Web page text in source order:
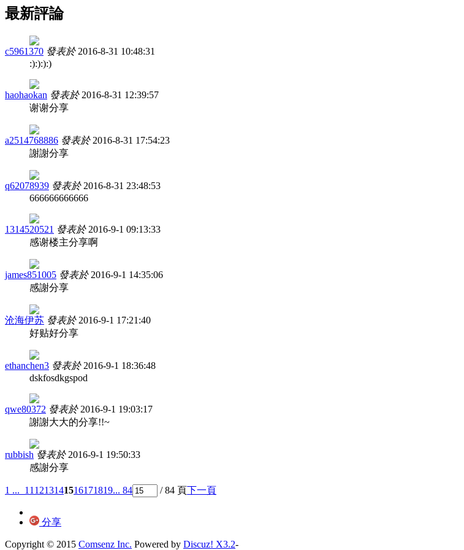
最新評論
c5961370 發表於 2016-8-31 10:48:31
:):):):)
haohaokan 發表於 2016-8-31 12:39:57
谢谢分享
a2514768886 發表於 2016-8-31 17:54:23
謝謝分享
q62078939 發表於 2016-8-31 23:48:53
666666666666
1314520521 發表於 2016-9-1 09:13:33
感谢楼主分享啊
james851005 發表於 2016-9-1 14:35:06
感謝分享
沧海伊苏 發表於 2016-9-1 17:21:40
好贴好分享
ethanchen3 發表於 2016-9-1 18:36:48
dskfosdkgspod
qwe80372 發表於 2016-9-1 19:03:17
謝謝大大的分享!!~
rubbish 發表於 2016-9-1 19:50:33
感謝分享
1 ... 11 1213141516171819... 84 / 84 頁下一頁
分享
Copyright © 2015 Comsenz Inc. Powered by Discuz! X3.2-